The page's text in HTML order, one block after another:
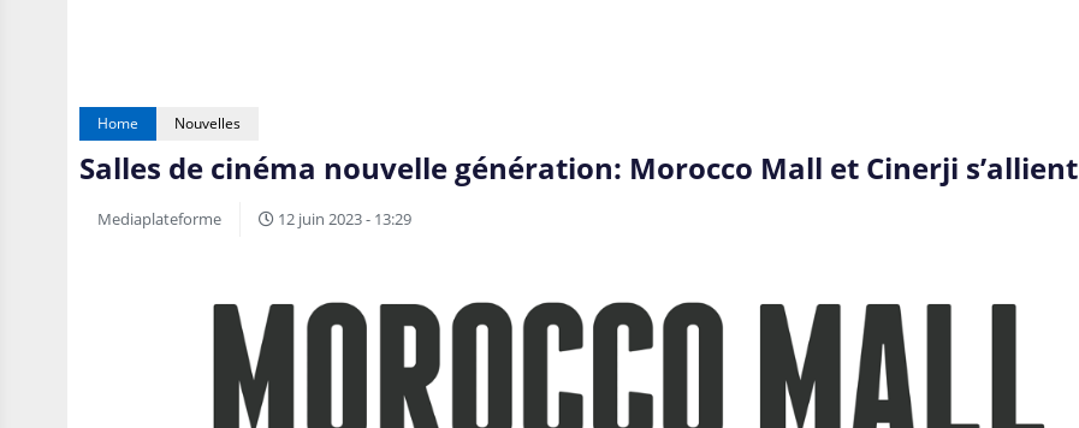
Home Nouvelles
Salles de cinéma nouvelle génération: Morocco Mall et Cinerji s’allient
Mediaplateforme 12 juin 2023 - 13:29